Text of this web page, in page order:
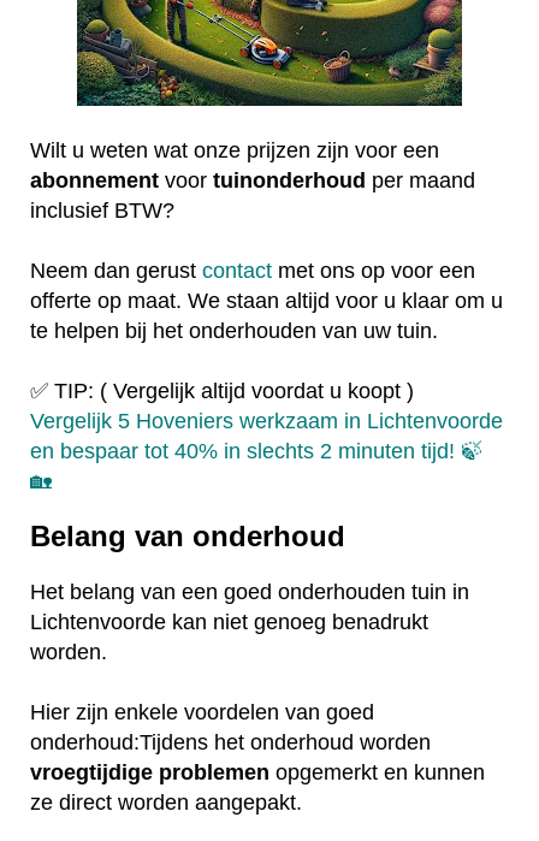
Wilt u weten wat onze prijzen zijn voor een
abonnement voor tuinonderhoud per maand
inclusief BTW?
Neem dan gerust contact met ons op voor een
offerte op maat. We staan altijd voor u klaar om u
te helpen bij het onderhouden van uw tuin.
✅ TIP: ( Vergelijk altijd voordat u koopt )
Vergelijk 5 Hoveniers werkzaam in Lichtenvoorde
en bespaar tot 40% in slechts 2 minuten tijd! 🍃
🏡
Belang van onderhoud
Het belang van een goed onderhouden tuin in
Lichtenvoorde kan niet genoeg benadrukt
worden.
Hier zijn enkele voordelen van goed
onderhoud:Tijdens het onderhoud worden
vroegtijdige problemen opgemerkt en kunnen
ze direct worden aangepakt.